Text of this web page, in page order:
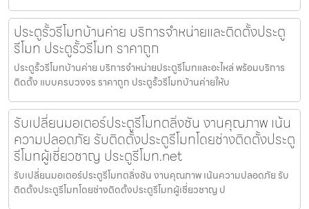
ประตูรั้วรีโมทบ้านค่าย บริการจำหน่ายและติดตั้งประตู
รีโมท ประตูรั้วรีโมท ราคาถูก
ประตูรั้วรีโมทบ้านค่าย บริการจำหน่ายประตูรีโมทและอะไหล่ พร้อมบริการ
ติดตั้ง แบบครบวงจร ราคาถูก ประตูรั้วรีโมทบ้านค่ายให้บ
รับเปลี่ยนมอเตอร์ประตูรีโมทตลิ่งชัน งานคุณภาพ เน้น
ความปลอดภัย รับติดตั้งประตูรีโมทโดยช่างติดตั้งประตู
รีโมทผู้เชี่ยวชาญ ประตูรีโมท.net
รับเปลี่ยนมอเตอร์ประตูรีโมทตลิ่งชัน งานคุณภาพ เน้นความปลอดภัย รับ
ติดตั้งประตูรีโมทโดยช่างติดตั้งประตูรีโมทผู้เชี่ยวชาญ ป